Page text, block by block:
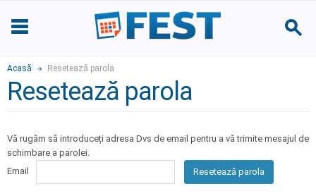
Acasă Resetează parola
Resetează parola
Vă rugăm să introduceți adresa Dvs de email pentru a vă trimite mesajul de
schimbare a parolei.
Email
Resetează parola